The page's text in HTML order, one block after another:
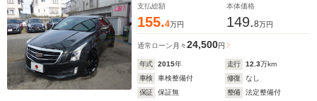
支払総額
155.4万円
本体価格
149.8万円
通常ローン 月々24,500円
年式 2015年 走行 12.3万km
車検
車検整備付 修復
なし
保証
保証無 整備
法定整備付